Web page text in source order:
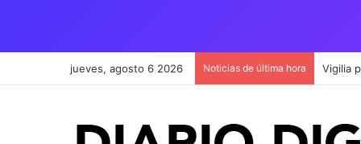
jueves, agosto 6 2026 Noticias de última hora